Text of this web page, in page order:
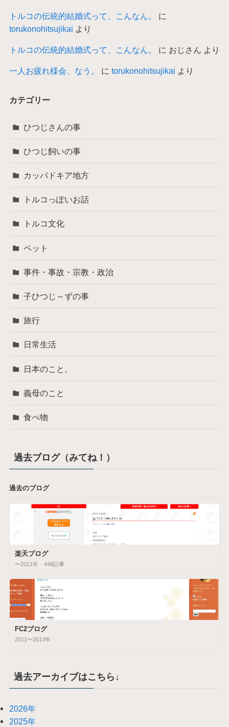
トルコの伝統的結婚式って、こんなん。
に
torukonohitsujikai より
トルコの伝統的結婚式って、こんなん。 に おじさん より
一人お疲れ様会、なう。 に torukonohitsujikai より
カテゴリー
ひつじさんの事
ひつじ飼いの事
カッパドキア地方
トルコっぽいお話
トルコ文化
ペット
事件・事故・宗教・政治
子ひつじ～ずの事
旅行
日常生活
日本のこと。
義母のこと
食べ物
過去ブログ（みてね！）
過去のブログ
楽天ブログ
〜2011年 448記事
FC2ブログ
2011〜2013年
過去アーカイブはこちら↓
2026年
2025年